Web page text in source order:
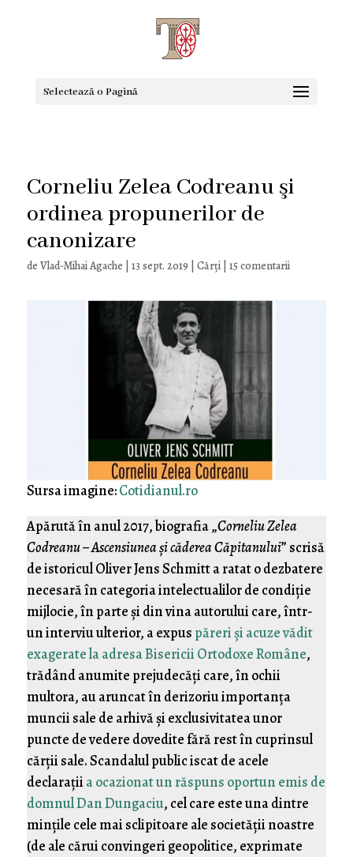
Selectează o Pagină
Corneliu Zelea Codreanu şi
ordinea propunerilor de
canonizare
de Vlad-Mihai Agache 13 sept. 2019 Cărți| 15 comentarii
Sursa imagine:Cotidianul.ro
Apărută în anul 2017, biografia „Corneliu Zelea
Codreanu – Ascensiunea şi căderea Căpitanului” scrisă
de istoricul Oliver Jens Schmitt a ratat o dezbatere
necesară în categoria intelectualilor de condiţie
mijlocie, în parte şi din vina autorului care, într-
un interviu ulterior, a expus păreri şi acuze vădit
exagerate la adresa Bisericii Ortodoxe Române,
trădând anumite prejudecăţi care, în ochii
multora, au aruncat în derizoriu importanţa
muncii sale de arhivă şi exclusivitatea unor
puncte de vedere dovedite fără rest în cuprinsul
cărţii sale. Scandalul public iscat de acele
declaraţii a ocazionat un răspuns oportun emis de
domnul Dan Dungaciu, cel care este una dintre
minţile cele mai sclipitoare ale societăţii noastre
(de ale cărui convingeri geopolitice, exprimate